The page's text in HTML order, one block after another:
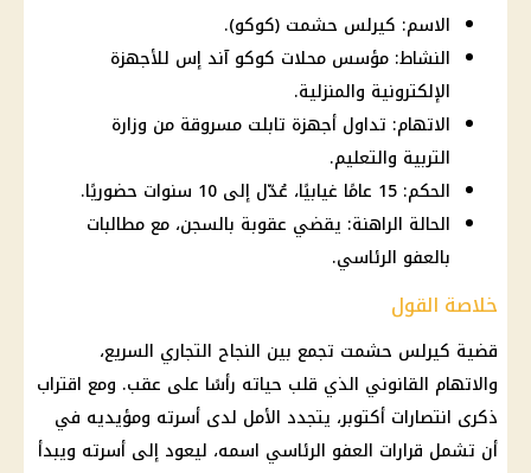
الاسم: كيرلس حشمت (كوكو).
النشاط: مؤسس محلات كوكو آند إس للأجهزة
الإلكترونية والمنزلية.
الاتهام: تداول أجهزة تابلت مسروقة من وزارة
التربية والتعليم.
الحكم: 15 عامًا غيابيًا، عُدّل إلى 10 سنوات حضوريًا.
الحالة الراهنة: يقضي عقوبة بالسجن، مع مطالبات
بالعفو الرئاسي.
خلاصة القول
قضية كيرلس حشمت تجمع بين النجاح التجاري السريع،
والاتهام القانوني الذي قلب حياته رأسًا على عقب. ومع اقتراب
ذكرى انتصارات أكتوبر، يتجدد الأمل لدى أسرته ومؤيديه في
أن تشمل قرارات العفو الرئاسي اسمه، ليعود إلى أسرته ويبدأ